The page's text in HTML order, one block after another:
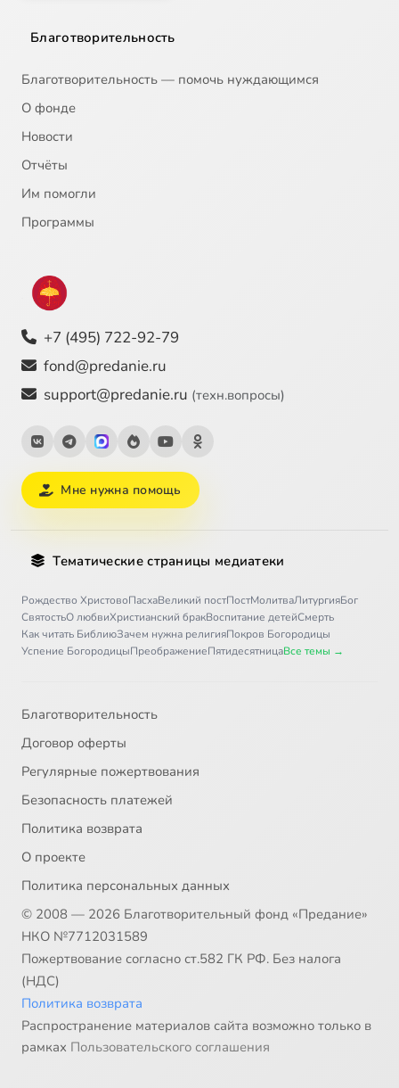
Благотворительность
Благотворительность — помочь нуждающимся
О фонде
Новости
Отчёты
Им помогли
Программы
+7 (495) 722-92-79
fond@predanie.ru
support@predanie.ru (техн.вопросы)
Мне нужна помощь
Тематические страницы медиатеки
Рождество ХристовоПасхаВеликий постПостМолитваЛитургияБог
СвятостьО любвиХристианский бракВоспитание детейСмерть
Как читать БиблиюЗачем нужна религияПокров Богородицы
Успение БогородицыПреображениеПятидесятницаВсе темы →
Благотворительность
Договор оферты
Регулярные пожертвования
Безопасность платежей
Политика возврата
О проекте
Политика персональных данных
© 2008 — 2026 Благотворительный фонд «Предание»
НКО №7712031589
Пожертвование согласно ст.582 ГК РФ. Без налога
(НДС)
Политика возврата
Распространение материалов сайта возможно только в
рамках Пользовательского соглашения